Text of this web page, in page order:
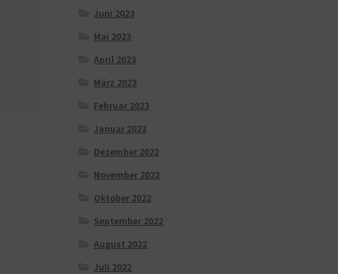
Juni 2023
Mai 2023
April 2023
März 2023
Februar 2023
Januar 2023
Dezember 2022
November 2022
Oktober 2022
September 2022
August 2022
Juli 2022